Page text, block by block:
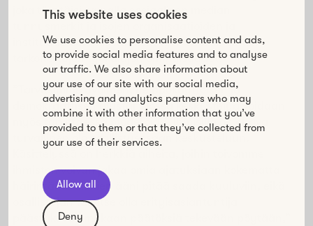
This website uses cookies
We use cookies to personalise content and ads,
to provide social media features and to analyse
our traffic. We also share information about
your use of our site with our social media,
advertising and analytics partners who may
combine it with other information that you’ve
provided to them or that they’ve collected from
your use of their services.
Allow all
Deny
joka täyttäisi samalla sosiaalisen median
instituutioiden käyttämien, työn koordinointiin
tarkoitettujen työkalujen ominaisuudet.
”Tarvitsimme avoimen, helppokäyttöisen ja
demokraattisen alustan, jossa keskustelua voidaan
myös tarvittaessa moderoida. Ihmisillä on oltava
turvallinen olo osallistuessaan keskusteluun.
ihmisten voivan jakaa omia ajatuksiaan kokematta
häirintää. Kaikkien ääni pitää saada kuuluviin, eikä
osallistujan tarvitse olla erityisasiantuntija
päästäkseen mukaan päätöksiä tekevään pöytään,”